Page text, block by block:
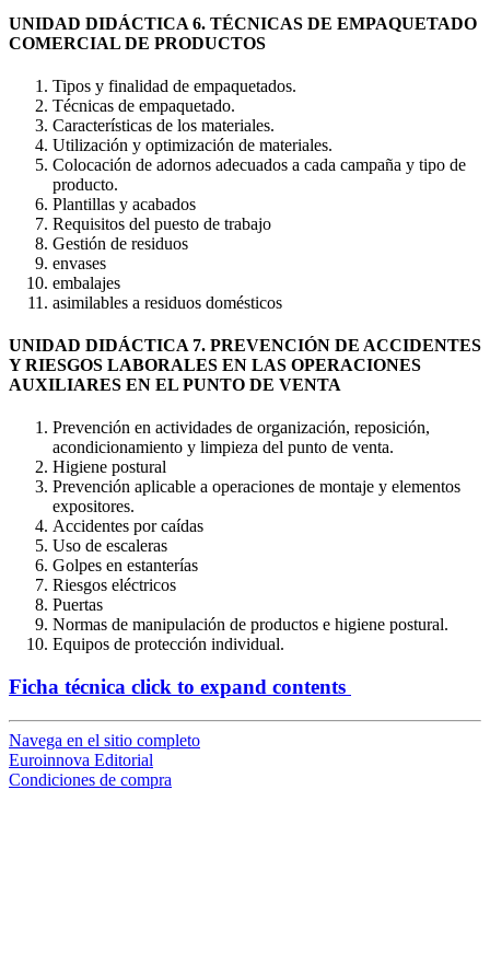
UNIDAD DIDÁCTICA 6. TÉCNICAS DE EMPAQUETADO
COMERCIAL DE PRODUCTOS
Tipos y finalidad de empaquetados.
Técnicas de empaquetado.
Características de los materiales.
Utilización y optimización de materiales.
Colocación de adornos adecuados a cada campaña y tipo de
producto.
Plantillas y acabados
Requisitos del puesto de trabajo
Gestión de residuos
envases
embalajes
asimilables a residuos domésticos
UNIDAD DIDÁCTICA 7. PREVENCIÓN DE ACCIDENTES
Y RIESGOS LABORALES EN LAS OPERACIONES
AUXILIARES EN EL PUNTO DE VENTA
Prevención en actividades de organización, reposición,
acondicionamiento y limpieza del punto de venta.
Higiene postural
Prevención aplicable a operaciones de montaje y elementos
expositores.
Accidentes por caídas
Uso de escaleras
Golpes en estanterías
Riesgos eléctricos
Puertas
Normas de manipulación de productos e higiene postural.
Equipos de protección individual.
Ficha técnica click to expand contents
Navega en el sitio completo
Euroinnova Editorial
Condiciones de compra